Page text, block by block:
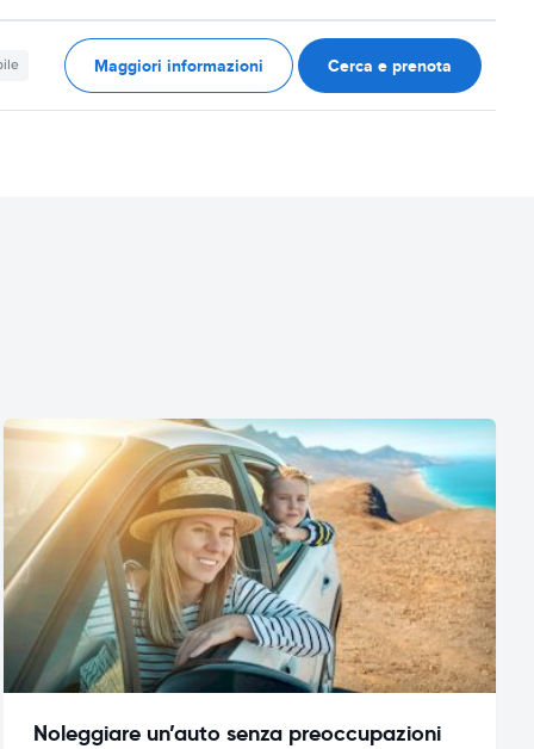
Maggiori informazioni Cerca e prenota
Noleggiare un’auto senza preoccupazioni